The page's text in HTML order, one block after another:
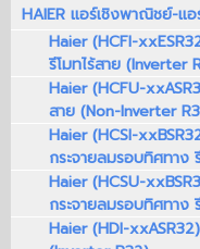
HAIER แอร์เชิงพาณิชย์-แ
Haier (HCFI-
รีโมทไร้สาย (Inverter
Haier (HCFU-
สาย (Non-Inverter
Haier (HCSI-
กระจายลมรอบทิศทาง
Haier (HCSU-
กระจายลมรอบทิศทาง
Haier (HDI-